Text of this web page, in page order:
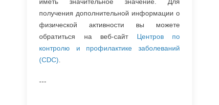
получения дополнительной информации о
физической активности вы можете
обратиться на веб-сайт Центров по
контролю и профилактике заболеваний
(CDC)
---